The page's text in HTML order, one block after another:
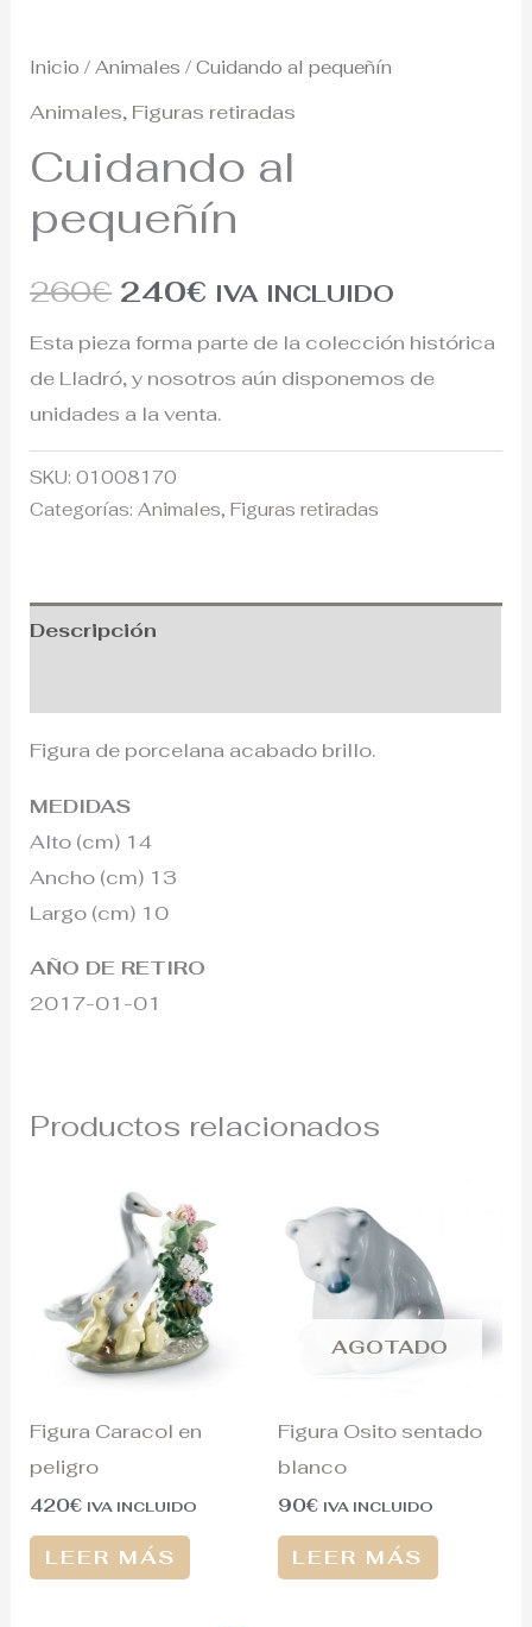
Inicio /Animales / Cuidando al pequeñín
Animales, Figuras retiradas
Cuidando al
pequeñín
260€ 240€ IVA INCLUIDO
Esta pieza forma parte de la colección histórica
de Lladró, y nosotros aún disponemos de
unidades a la venta.
SKU:01008170
Categorías: Animales,Figuras retiradas
Descripción
Figura de porcelana acabado brillo.
MEDIDAS
Alto (cm) 14
Ancho (cm) 13
Largo (cm) 10
AÑO DE RETIRO
2017-01-01
Productos relacionados
Figura Caracol en
peligro
420€ IVA INCLUIDO
LEER MÁS
AGOTADO
Figura Osito sentado
blanco
90€ IVA INCLUIDO
LEER MÁS